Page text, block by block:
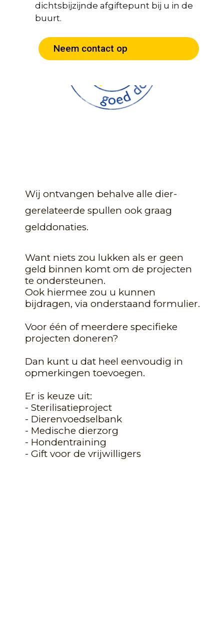
dichtsbijzijnde afgiftepunt bij u in de
buurt.
Neem contact op
Wij ontvangen behalve alle dier-
gerelateerde spullen ook graag
gelddonaties.
Want niets zou lukken als er geen
geld binnen komt om de projecten
te ondersteunen.
Ook hiermee zou u kunnen
bijdragen, via onderstaand formulier.
Voor één of meerdere specifieke
projecten doneren?
Dan kunt u dat heel eenvoudig in
opmerkingen toevoegen.
Er is keuze uit:
- Sterilisatieproject
- Dierenvoedselbank
- Medische dierzorg
- Hondentraining
- Gift voor de vrijwilligers